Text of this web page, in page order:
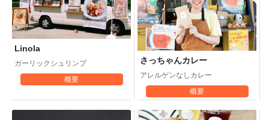
Linola
ガーリックシュリンプ
概要
さっちゃんカレー
アレルゲンなしカレー
概要